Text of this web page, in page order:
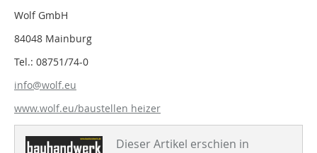
Wolf GmbH
84048 Mainburg
Tel.: 08751/74-0
info@wolf.eu
www.wolf.eu/baustellen heizer
Dieser Artikel erschien in